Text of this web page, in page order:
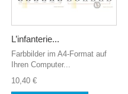
L’infanterie...
Farbbilder im A4-Format auf
Ihren Computer...
10,40 €